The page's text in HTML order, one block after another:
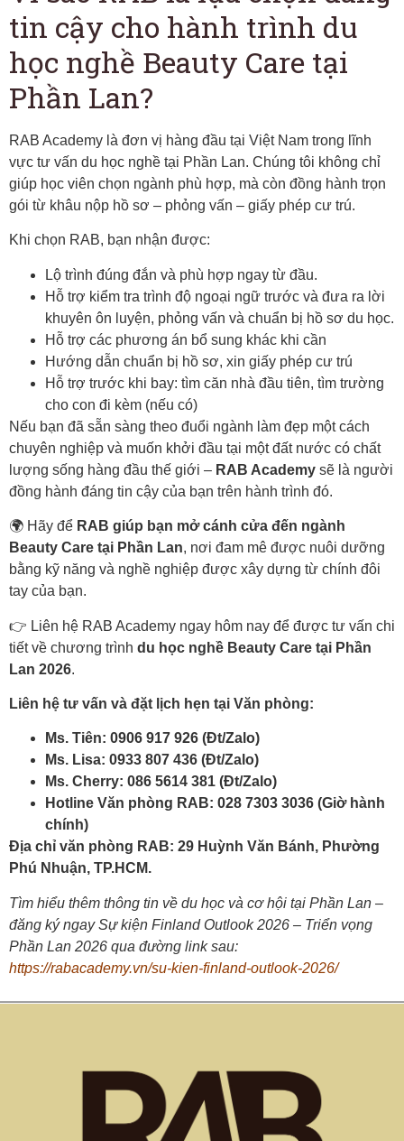
tin cậy cho hành trình du
học nghề Beauty Care tại
Phần Lan?
RAB Academy là đơn vị hàng đầu tại Việt Nam trong lĩnh
vực tư vấn du học nghề tại Phần Lan. Chúng tôi không chỉ
giúp học viên chọn ngành phù hợp, mà còn đồng hành trọn
gói từ khâu nộp hồ sơ – phỏng vấn – giấy phép cư trú.
Khi chọn RAB, bạn nhận được:
Lộ trình đúng đắn và phù hợp ngay từ đầu.
Hỗ trợ kiểm tra trình độ ngoại ngữ trước và đưa ra lời
khuyên ôn luyện, phỏng vấn và chuẩn bị hồ sơ du học.
Hỗ trợ các phương án bổ sung khác khi cần
Hướng dẫn chuẩn bị hồ sơ, xin giấy phép cư trú
Hỗ trợ trước khi bay: tìm căn nhà đầu tiên, tìm trường
cho con đi kèm (nếu có)
Nếu bạn đã sẵn sàng theo đuổi ngành làm đẹp một cách
chuyên nghiệp và muốn khởi đầu tại một đất nước có chất
lượng sống hàng đầu thế giới – RAB Academy sẽ là người
đồng hành đáng tin cậy của bạn trên hành trình đó.
🌍 Hãy để RAB giúp bạn mở cánh cửa đến ngành
Beauty Care tại Phần Lan, nơi đam mê được nuôi dưỡng
bằng kỹ năng và nghề nghiệp được xây dựng từ chính đôi
tay của bạn.
👉 Liên hệ RAB Academy ngay hôm nay để được tư vấn chi
tiết về chương trình du học nghề Beauty Care tại Phần
Lan 2026.
Liên hệ tư vấn và đặt lịch hẹn tại Văn phòng:
Ms. Tiên: 0906 917 926 (Đt/Zalo)
Ms. Lisa: 0933 807 436 (Đt/Zalo)
Ms. Cherry: 086 5614 381 (Đt/Zalo)
Hotline Văn phòng RAB: 028 7303 3036 (Giờ hành
chính)
Địa chỉ văn phòng RAB: 29 Huỳnh Văn Bánh, Phường
Phú Nhuận, TP.HCM.
Tìm hiểu thêm thông tin về du học và cơ hội tại Phần Lan –
đăng ký ngay Sự kiện Finland Outlook 2026 – Triển vọng
Phần Lan 2026 qua đường link sau:
https://rabacademy.vn/su-kien-finland-outlook-2026/